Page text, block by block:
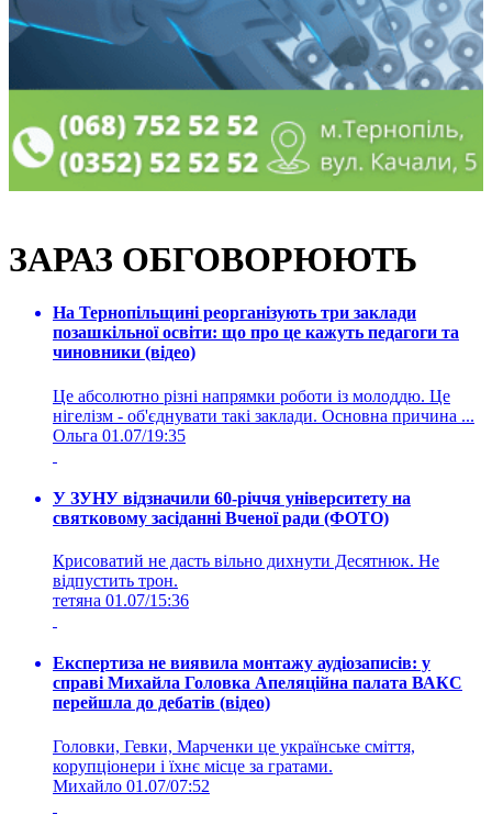
ЗАРАЗ ОБГОВОРЮЮТЬ
На Тернопільщині реорганізують три заклади
позашкільної освіти: що про це кажуть педагоги та
чиновники (відео)
Це абсолютно різні напрямки роботи із молоддю. Це
нігелізм - об'єднувати такі заклади. Основна причина ...
Ольга 01.07/19:35
У ЗУНУ відзначили 60-річчя університету на
святковому засіданні Вченої ради (ФОТО)
Крисоватий не дасть вільно дихнути Десятнюк. Не
відпустить трон.
тетяна 01.07/15:36
Експертиза не виявила монтажу аудіозаписів: у
справі Михайла Головка Апеляційна палата ВАКС
перейшла до дебатів (відео)
Головки, Гевки, Марченки це українське сміття,
корупціонери і їхнє місце за гратами.
Михайло 01.07/07:52